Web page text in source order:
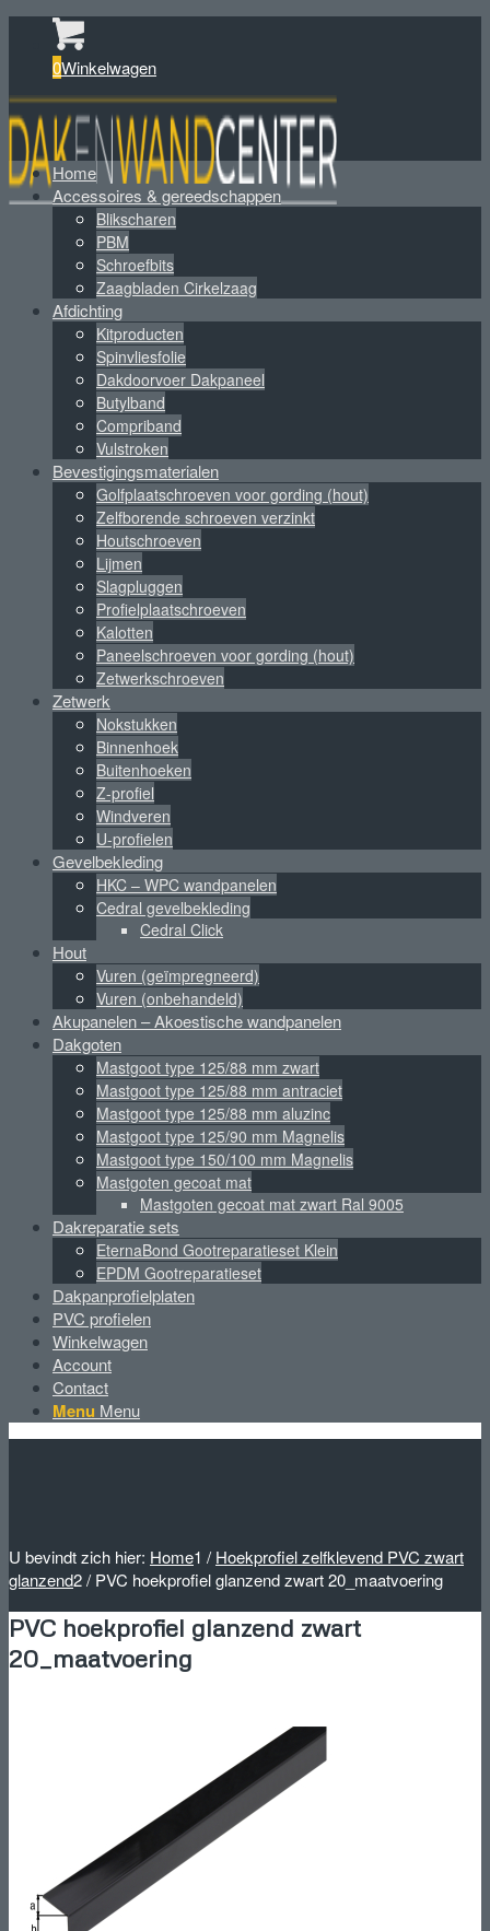
0Winkelwagen
Home
Accessoires & gereedschappen
Blikscharen
PBM
Schroefbits
Zaagbladen Cirkelzaag
Afdichting
Kitproducten
Spinvliesfolie
Dakdoorvoer Dakpaneel
Butylband
Compriband
Vulstroken
Bevestigingsmaterialen
Golfplaatschroeven voor gording (hout)
Zelfborende schroeven verzinkt
Houtschroeven
Lijmen
Slagpluggen
Profielplaatschroeven
Kalotten
Paneelschroeven voor gording (hout)
Zetwerkschroeven
Zetwerk
Nokstukken
Binnenhoek
Buitenhoeken
Z-profiel
Windveren
U-profielen
Gevelbekleding
HKC – WPC wandpanelen
Cedral gevelbekleding
Cedral Click
Hout
Vuren (geïmpregneerd)
Vuren (onbehandeld)
Akupanelen – Akoestische wandpanelen
Dakgoten
Mastgoot type 125/88 mm zwart
Mastgoot type 125/88 mm antraciet
Mastgoot type 125/88 mm aluzinc
Mastgoot type 125/90 mm Magnelis
Mastgoot type 150/100 mm Magnelis
Mastgoten gecoat mat
Mastgoten gecoat mat zwart Ral 9005
Dakreparatie sets
EternaBond Gootreparatieset Klein
EPDM Gootreparatieset
Dakpanprofielplaten
PVC profielen
Winkelwagen
Account
Contact
Menu Menu
U bevindt zich hier: Home1 / Hoekprofiel zelfklevend PVC zwart
glanzend2/ PVC hoekprofiel glanzend zwart 20_maatvoering
PVC hoekprofiel glanzend zwart
20_maatvoering